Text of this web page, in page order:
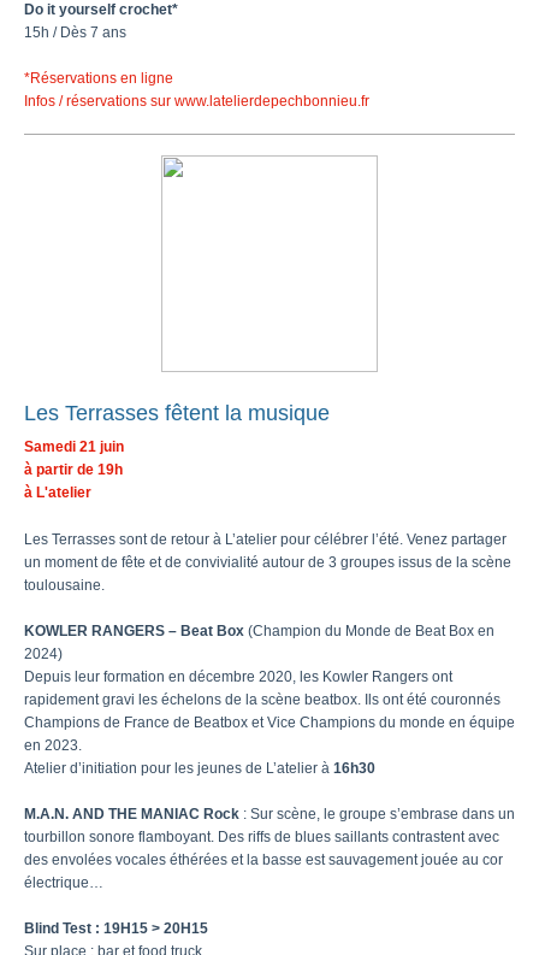
Do it yourself crochet*
15h / Dès 7 ans
*Réservations en ligne
Infos / réservations sur www.latelierdepechbonnieu.fr
Les Terrasses fêtent la musique
Samedi 21 juin
à partir de 19h
à L'atelier
Les Terrasses sont de retour à L’atelier pour célébrer l’été. Venez partager
un moment de fête et de convivialité autour de 3 groupes issus de la scène
toulousaine.
KOWLER RANGERS – Beat Box (Champion du Monde de Beat Box en
2024)
Depuis leur formation en décembre 2020, les Kowler Rangers ont
rapidement gravi les échelons de la scène beatbox. Ils ont été couronnés
Champions de France de Beatbox et Vice Champions du monde en équipe
en 2023.
Atelier d’initiation pour les jeunes de L’atelier à 16h30
M.A.N. AND THE MANIAC Rock : Sur scène, le groupe s’embrase dans un
tourbillon sonore flamboyant. Des riffs de blues saillants contrastent avec
des envolées vocales éthérées et la basse est sauvagement jouée au cor
électrique…
Blind Test : 19H15 > 20H15
Sur place : bar et food truck